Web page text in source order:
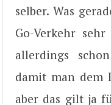
selber. Was
Go-Verkehr
allerdings
damit man dem
aber das gilt ja